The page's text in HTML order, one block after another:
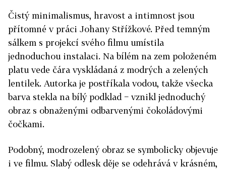
Čistý minimalismus, hravost a intimnost jsou
přítomné v práci Johany Střížkové. Před temným
sálkem s projekcí svého filmu umístila
jednoduchou instalaci. Na bílém na zem položeném
platu vede čára vyskládaná z modrých a zelených
lentilek. Autorka je postříkala vodou, takže všecka
barva stekla na bílý podklad − vznikl jednoduchý
obraz s obnaženými odbarvenými čokoládovými
čočkami.
Podobný, modrozelený obraz se symbolicky objevuje
i ve filmu. Slabý odlesk děje se odehrává v krásném,